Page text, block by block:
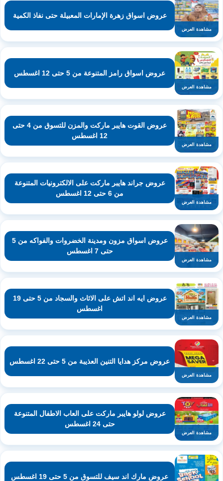
مشاهدة العرض
عروض اسواق زهرة الإمارات المعبيلة حتى نفاذ الكمية
مشاهدة العرض
عروض اسواق رامز المتنوعة من 5 حتى 12 اغسطس
مشاهدة العرض
عروض القوت هايبر ماركت والمزن للتسوق من 4 حتى
12 اغسطس
مشاهدة العرض
عروض جراند هايبر ماركت على الالكترونيات المتنوعة
من 6 حتى 12 اغسطس
مشاهدة العرض
عروض اسواق مزون ومدينة الخضروات والفواكه من 5
حتى 7 اغسطس
مشاهدة العرض
عروض ايه اند اتش على الاثاث والسجاد من 5 حتى 19
اغسطس
مشاهدة العرض
عروض مركز هدايا التنين العذيبة من 5 حتى 22 اغسطس
مشاهدة العرض
عروض لولو هايبر ماركت على العاب الاطفال المتنوعة
حتى 24 اغسطس
عروض مارك اند سيف للتسوق من 5 حتى 19 اغسطس